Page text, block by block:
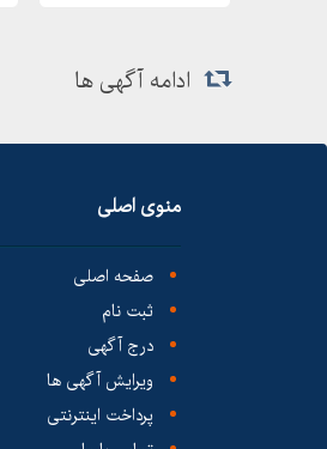
ادامه آگهی ها
منوی اصلی
صفحه اصلی
ثبت نام
درج آگهی
ویرایش آگهی ها
پرداخت اینترنتی